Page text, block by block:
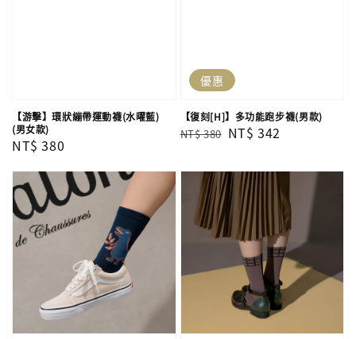
【游擊】環狀繃帶運動襪(水曜藍)
(男女款)
Regular
NT$ 380
優惠
【復刻[H]】多功能跑步襪(男款)
Regular
NT$ 380 Sale
NT$ 342